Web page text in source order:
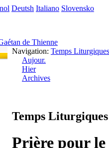
Deutsh Italiano Slovensko
de Thienne
Navigation: Temps Liturgiques
Aujour.
Hier
Archives
Temps Liturgiques
Prière pour le